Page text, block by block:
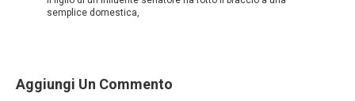
semplice domestica,
Aggiungi Un Commento